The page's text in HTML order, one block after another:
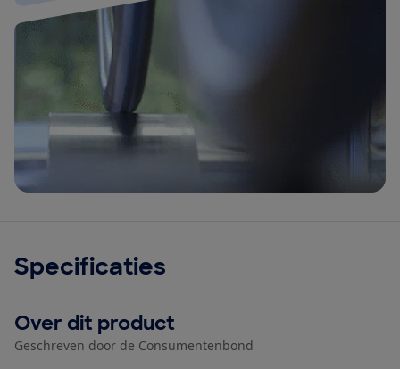
Specificaties
Over dit product
Geschreven door de Consumentenbond